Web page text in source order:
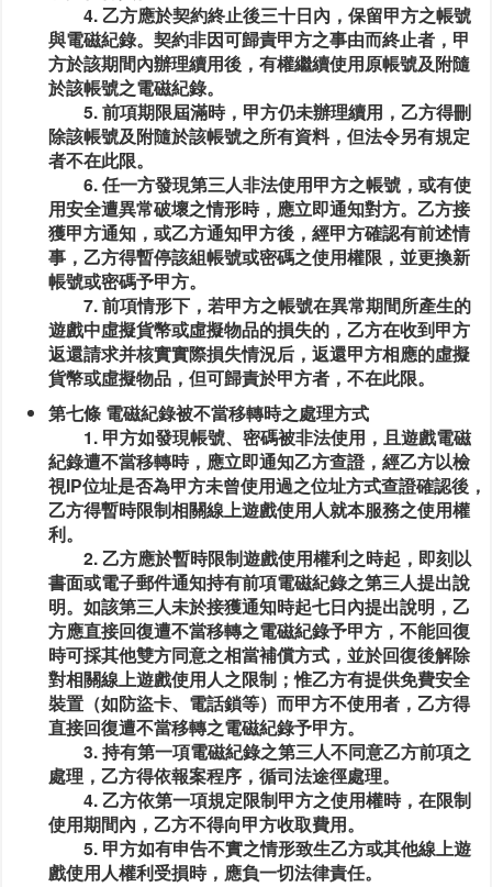
4. 乙方應於契約終止後三十日內，保留甲方之帳號
與電磁紀錄。契約非因可歸責甲方之事由而終止者，甲
方於該期間內辦理續用後，有權繼續使用原帳號及附隨
於該帳號之電磁紀錄。
5. 前項期限屆滿時，甲方仍未辦理續用，乙方得刪
除該帳號及附隨於該帳號之所有資料，但法令另有規定
者不在此限。
6. 任一方發現第三人非法使用甲方之帳號，或有使
用安全遭異常破壞之情形時，應立即通知對方。乙方接
獲甲方通知，或乙方通知甲方後，經甲方確認有前述情
事，乙方得暫停該組帳號或密碼之使用權限，並更換新
帳號或密碼予甲方。
7. 前項情形下，若甲方之帳號在異常期間所產生的
遊戲中虛擬貨幣或虛擬物品的損失的，乙方在收到甲方
返還請求并核實實際損失情況后，返還甲方相應的虛擬
貨幣或虛擬物品，但可歸責於甲方者，不在此限。
第七條 電磁紀錄被不當移轉時之處理方式
1. 甲方如發現帳號、密碼被非法使用，且遊戲電磁
紀錄遭不當移轉時，應立即通知乙方查證，經乙方以檢
視IP位址是否為甲方未曾使用過之位址方式查證確認後，
乙方得暫時限制相關線上遊戲使用人就本服務之使用權
利。
2. 乙方應於暫時限制遊戲使用權利之時起，即刻以
書面或電子郵件通知持有前項電磁紀錄之第三人提出說
明。如該第三人未於接獲通知時起七日內提出說明，乙
方應直接回復遭不當移轉之電磁紀錄予甲方，不能回復
時可採其他雙方同意之相當補償方式，並於回復後解除
對相關線上遊戲使用人之限制；惟乙方有提供免費安全
裝置（如防盜卡、電話鎖等）而甲方不使用者，乙方得
直接回復遭不當移轉之電磁紀錄予甲方。
3. 持有第一項電磁紀錄之第三人不同意乙方前項之
處理，乙方得依報案程序，循司法途徑處理。
4. 乙方依第一項規定限制甲方之使用權時，在限制
使用期間內，乙方不得向甲方收取費用。
5. 甲方如有申告不實之情形致生乙方或其他線上遊
戲使用人權利受損時，應負一切法律責任。